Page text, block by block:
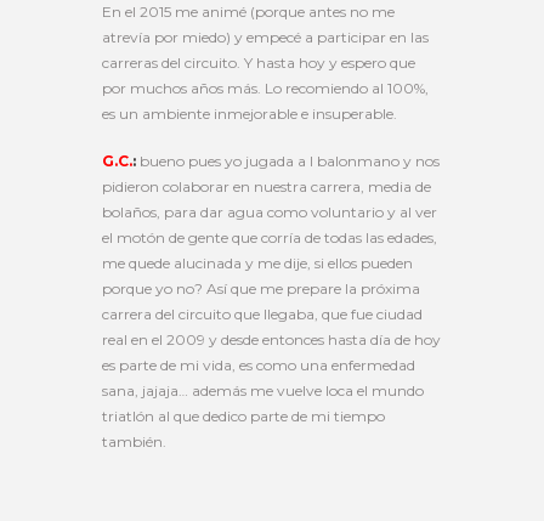
En el 2015 me animé (porque antes no me
atrevía por miedo) y empecé a participar en las
carreras del circuito. Y hasta hoy y espero que
por muchos años más. Lo recomiendo al 100%,
es un ambiente inmejorable e insuperable.
G.C.: bueno pues yo jugada a l balonmano y nos
pidieron colaborar en nuestra carrera, media de
bolaños, para dar agua como voluntario y al ver
el motón de gente que corría de todas las edades,
me quede alucinada y me dije, si ellos pueden
porque yo no? Así que me prepare la próxima
carrera del circuito que llegaba, que fue ciudad
real en el 2009 y desde entonces hasta día de hoy
es parte de mi vida, es como una enfermedad
sana, jajaja… además me vuelve loca el mundo
triatlón al que dedico parte de mi tiempo
también.